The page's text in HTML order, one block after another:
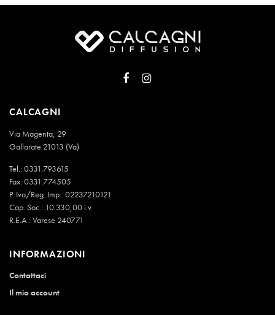
CALCAGNI
Via Magenta, 29
Gallarate 21013 (Va)
Tel.:0331.793615
Fax: 0331.774505
P. Iva/Reg. Imp.: 02237210121
Cap. Soc.: 10.330,00 i.v.
R.E.A.: Varese 240771
INFORMAZIONI
Contattaci
Il mio account